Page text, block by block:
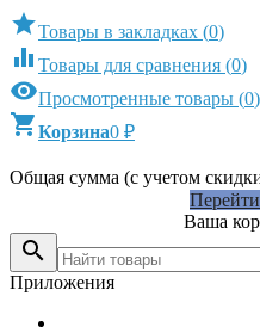
Товары в закладках (0)
 Товары для сравнения (0)
Просмотренные товары (0)
Корзина0 ₽
Общая сумма (с учетом
Ваша

Приложения